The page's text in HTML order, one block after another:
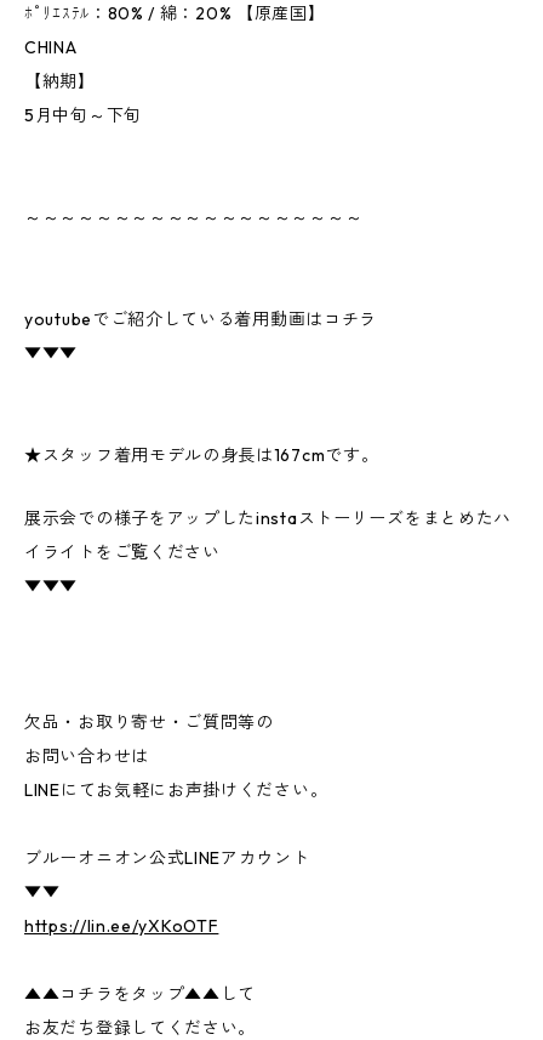
ﾎﾟﾘｴｽﾃﾙ：80% / 綿：20% 【原産国】
CHINA
【納期】
5月中旬～下旬
～～～～～～～～～～～～～～～～～～～
youtubeでご紹介している着用動画はコチラ
▼▼▼
★スタッフ着用モデルの身長は167cmです。
展示会での様子をアップしたinstaストーリーズをまとめたハ
イライトをご覧ください
▼▼▼
欠品・お取り寄せ・ご質問等の
お問い合わせは
LINEにてお気軽にお声掛けください。
ブルーオニオン公式LINEアカウント
▼▼
https://lin.ee/yXKoOTF
▲▲コチラをタップ▲▲して
お友だち登録してください。